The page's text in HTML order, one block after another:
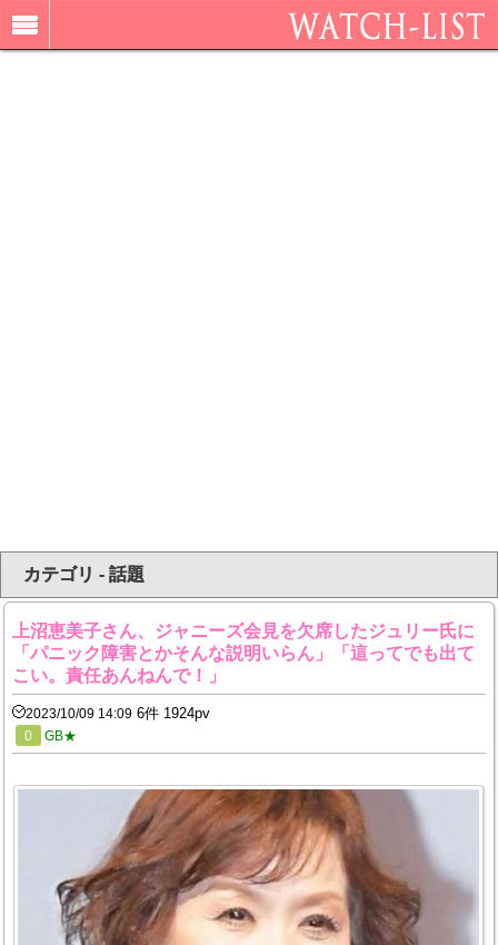
カテゴリ - 話題
上沼恵美子さん、ジャニーズ会見を欠席したジュリー氏に
「パニック障害とかそんな説明いらん」「這ってでも出て
こい。責任あんねんで！」
2023/10/09 14:09 6件 1924pv
0 GB★